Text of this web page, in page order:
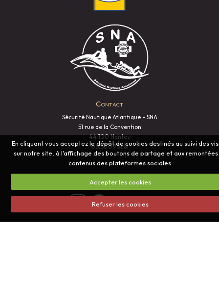
Contact
Sécurité Nautique Atlantique - SNA
51 rue de la Convention
44 100 Nantes
06.65.09.31.81
Nous suivre sur les réseaux sociaux
En cliquant vous acceptez le dépôt de cookies destinés au suivi des
sur notre site, à l'affichage des boutons de partage et aux
contenus des plateformes sociales.
Accepter les cookies
Refuser les cookies